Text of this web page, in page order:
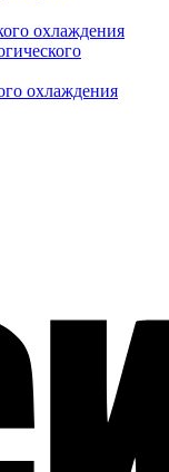
охлаждения
охлаждения